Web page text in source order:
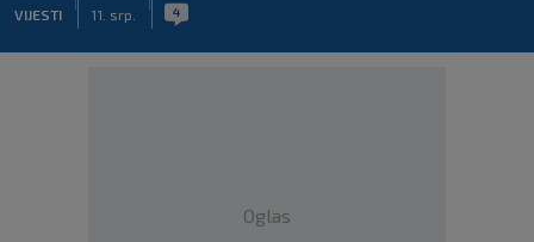
VIJESTI 11. srp. 4
Oglas